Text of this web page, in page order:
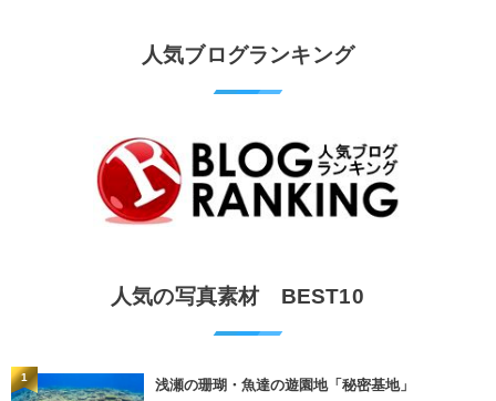
人気ブログランキング
人気の写真素材 BEST10
浅瀬の珊瑚・魚達の遊園地「秘密基地」
1